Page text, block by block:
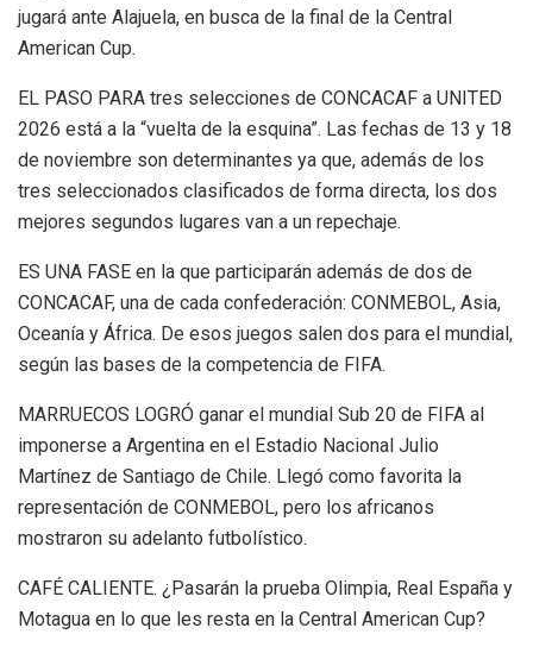
jugará ante Alajuela, en busca de la final de la Central
American Cup.
EL PASO PARA tres selecciones de CONCACAF a UNITED
2026 está a la “vuelta de la esquina”. Las fechas de 13 y 18
de noviembre son determinantes ya que, además de los
tres seleccionados clasificados de forma directa, los dos
mejores segundos lugares van a un repechaje.
ES UNA FASE en la que participarán además de dos de
CONCACAF, una de cada confederación: CONMEBOL, Asia,
Oceanía y África. De esos juegos salen dos para el mundial,
según las bases de la competencia de FIFA.
MARRUECOS LOGRÓ ganar el mundial Sub 20 de FIFA al
imponerse a Argentina en el Estadio Nacional Julio
Martínez de Santiago de Chile. Llegó como favorita la
representación de CONMEBOL, pero los africanos
mostraron su adelanto futbolístico.
CAFÉ CALIENTE. ¿Pasarán la prueba Olimpia, Real España y
Motagua en lo que les resta en la Central American Cup?